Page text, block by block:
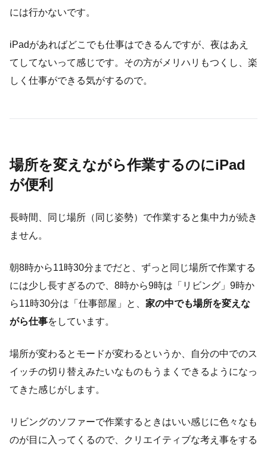
には行かないです。
iPadがあればどこでも仕事はできるんですが、夜はあえ
てしてないって感じです。その方がメリハリもつくし、楽
しく仕事ができる気がするので。
場所を変えながら作業するのにiPad
が便利
長時間、同じ場所（同じ姿勢）で作業すると集中力が続き
ません。
朝8時から11時30分までだと、ずっと同じ場所で作業する
には少し長すぎるので、8時から9時は「リビング」9時か
ら11時30分は「仕事部屋」と、 家の中でも場所を変えな
がら仕事をしています。
場所が変わるとモードが変わるというか、自分の中でのス
イッチの切り替えみたいなものもうまくできるようになっ
てきた感じがします。
リビングのソファーで作業するときはいい感じに色々なも
のが目に入ってくるので、クリエイティブな考え事をする